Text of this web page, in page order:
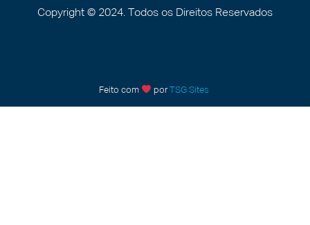
Copyright © 2024. Todos os Direitos Reservados
Feito com porTSG Sites